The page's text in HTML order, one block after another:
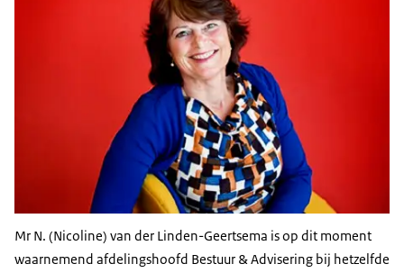
Mr N. (Nicoline) van der Linden-Geertsema is op dit moment
waarnemend afdelingshoofd Bestuur & Advisering bij hetzelfde